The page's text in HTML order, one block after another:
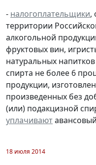
- налогоплательщики,
территории
алкогольной
фруктовых вин,
натуральных
спирта не более 6
продукции,
произведенных без
(или) подакцизной
уплачивают
18 июля 2014